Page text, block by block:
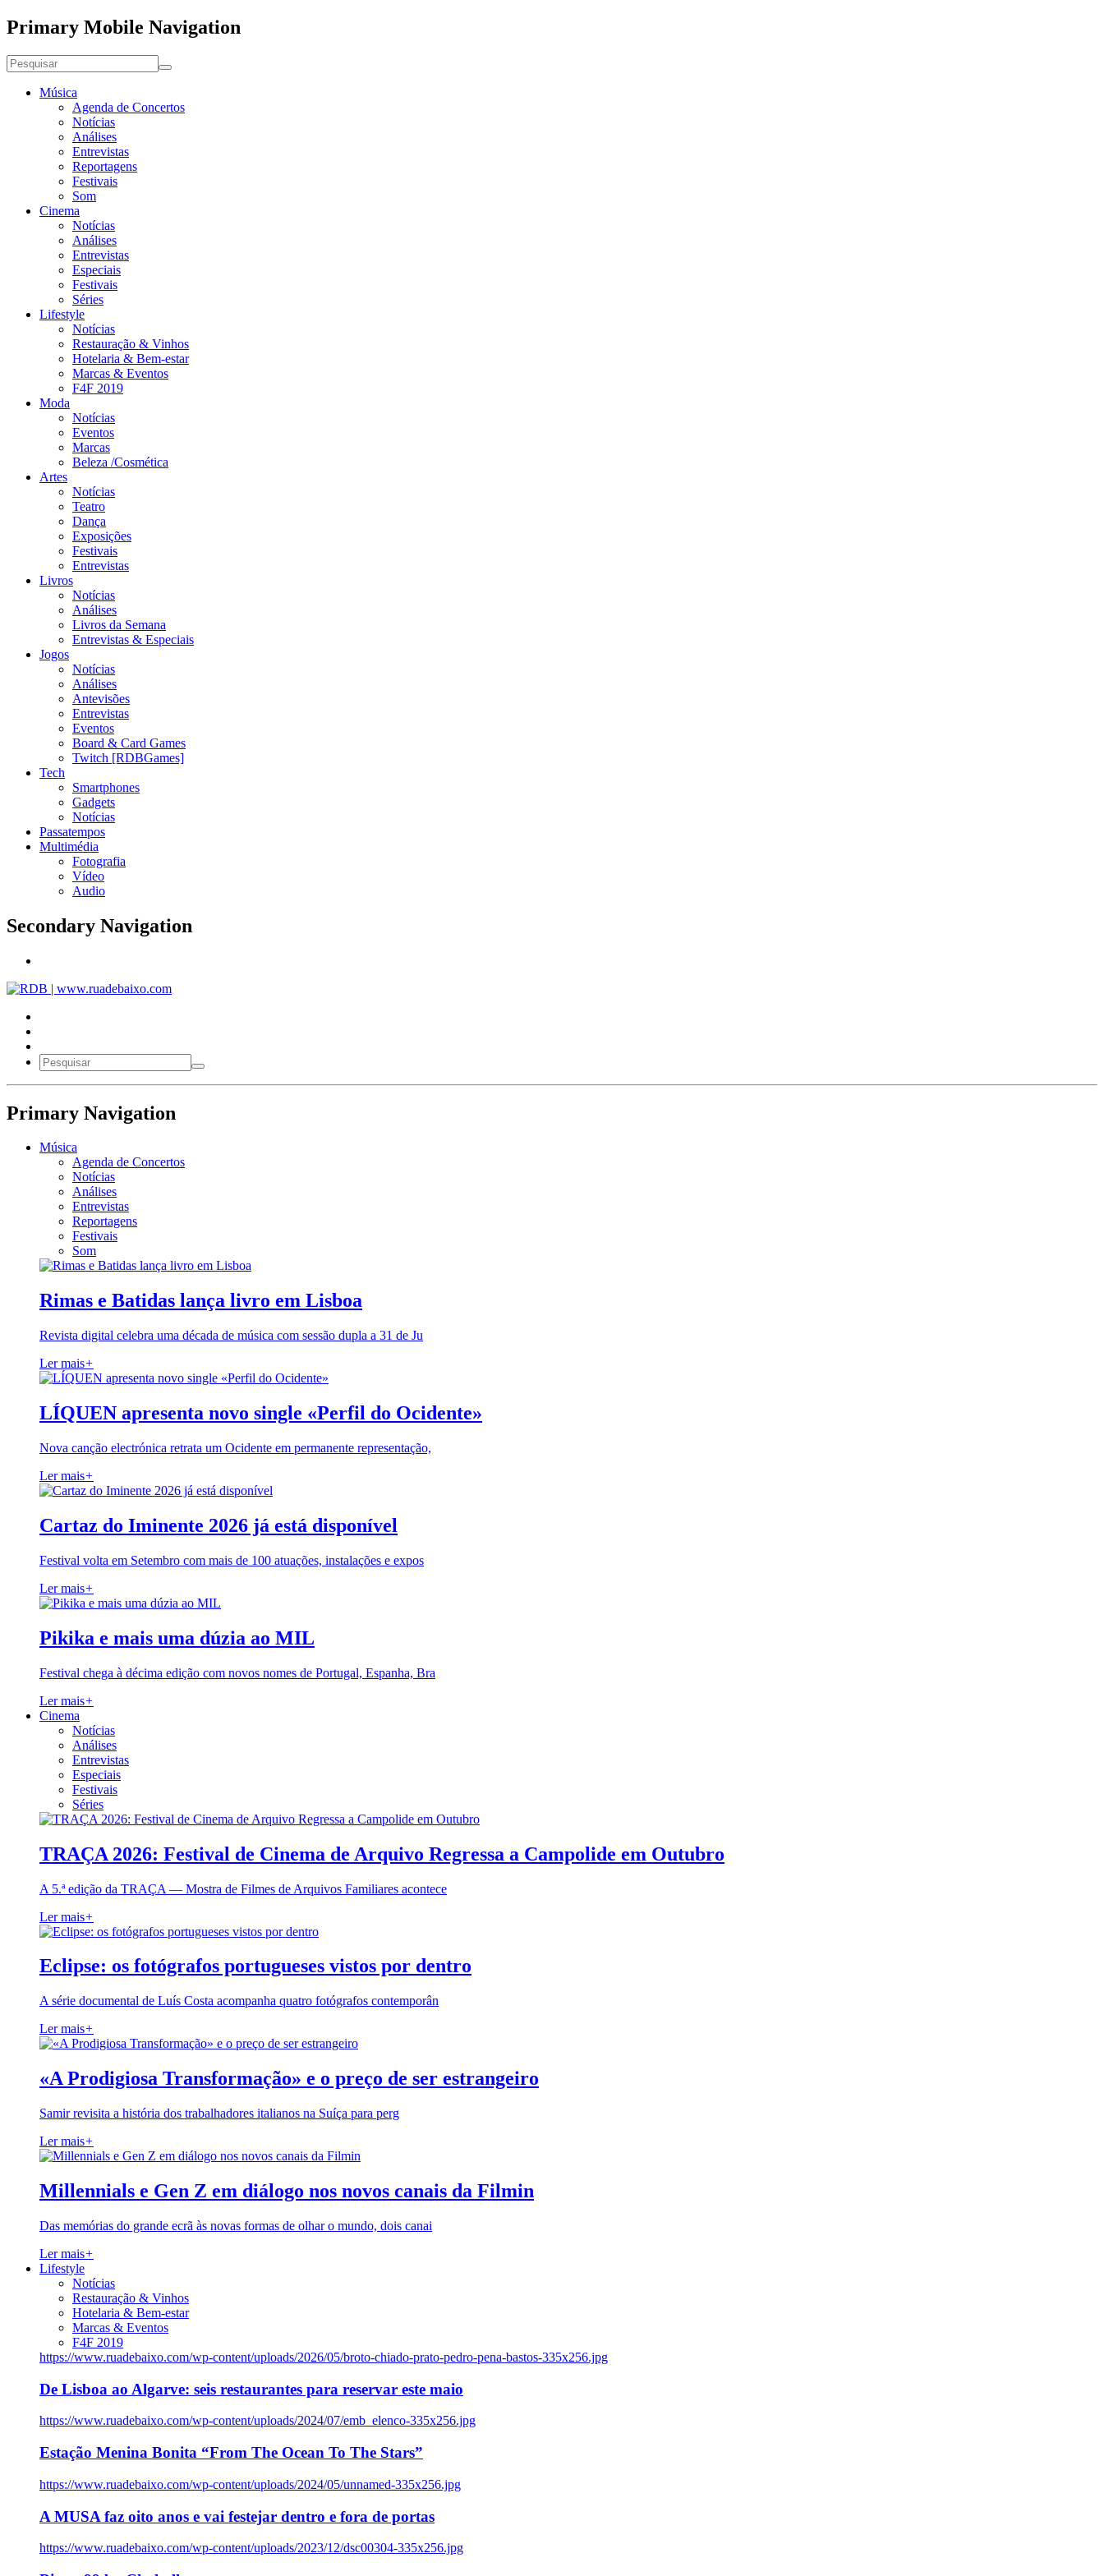
Primary Mobile Navigation
Música
Agenda de Concertos
Notícias
Análises
Entrevistas
Reportagens
Festivais
Som
Cinema
Notícias
Análises
Entrevistas
Especiais
Festivais
Séries
Lifestyle
Notícias
Restauração & Vinhos
Hotelaria & Bem-estar
Marcas & Eventos
F4F 2019
Moda
Notícias
Eventos
Marcas
Beleza /Cosmética
Artes
Notícias
Teatro
Dança
Exposições
Festivais
Entrevistas
Livros
Notícias
Análises
Livros da Semana
Entrevistas & Especiais
Jogos
Notícias
Análises
Antevisões
Entrevistas
Eventos
Board & Card Games
Twitch [RDBGames]
Tech
Smartphones
Gadgets
Notícias
Passatempos
Multimédia
Fotografia
Vídeo
Audio
Secondary Navigation
Primary Navigation
Música
Agenda de Concertos
Notícias
Análises
Entrevistas
Reportagens
Festivais
Som
Rimas e Batidas lança livro em Lisboa
Revista digital celebra uma década de música com sessão dupla a 31 de Ju
Ler mais+
LÍQUEN apresenta novo single «Perfil do Ocidente»
Nova canção electrónica retrata um Ocidente em permanente representação,
Ler mais+
Cartaz do Iminente 2026 já está disponível
Festival volta em Setembro com mais de 100 atuações, instalações e expos
Ler mais+
Pikika e mais uma dúzia ao MIL
Festival chega à décima edição com novos nomes de Portugal, Espanha, Bra
Ler mais+
Cinema
Notícias
Análises
Entrevistas
Especiais
Festivais
Séries
TRAÇA 2026: Festival de Cinema de Arquivo Regressa a Campolide em Outubro
A 5.ª edição da TRAÇA — Mostra de Filmes de Arquivos Familiares acontece
Ler mais+
Eclipse: os fotógrafos portugueses vistos por dentro
A série documental de Luís Costa acompanha quatro fotógrafos contemporân
Ler mais+
«A Prodigiosa Transformação» e o preço de ser estrangeiro
Samir revisita a história dos trabalhadores italianos na Suíça para perg
Ler mais+
Millennials e Gen Z em diálogo nos novos canais da Filmin
Das memórias do grande ecrã às novas formas de olhar o mundo, dois canai
Ler mais+
Lifestyle
Notícias
Restauração & Vinhos
Hotelaria & Bem-estar
Marcas & Eventos
F4F 2019
https://www.ruadebaixo.com/wp-content/uploads/2026/05/broto-chiado-prato-pedro-pena-bastos-335x256.jpg
De Lisboa ao Algarve: seis restaurantes para reservar este maio
https://www.ruadebaixo.com/wp-content/uploads/2024/07/emb_elenco-335x256.jpg
Estação Menina Bonita “From The Ocean To The Stars”
https://www.ruadebaixo.com/wp-content/uploads/2024/05/unnamed-335x256.jpg
A MUSA faz oito anos e vai festejar dentro e fora de portas
https://www.ruadebaixo.com/wp-content/uploads/2023/12/dsc00304-335x256.jpg